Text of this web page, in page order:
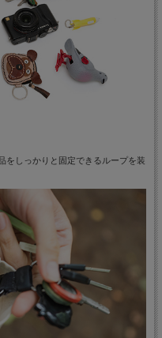
をしっかりと固定できるループを装